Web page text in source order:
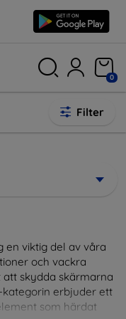
0
Filter
en viktig del av våra
och vackra
skydda skärmarna
kategorin erbjuder ett
som härdat